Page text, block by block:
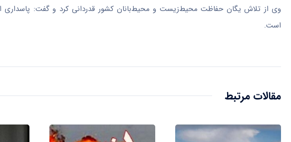
وی از تلاش یگان حفاظت محیط‌زیست و محیط‌بانان کشور قدردانی کرد و گفت: پاسداری
است.
مقالات مرتبط